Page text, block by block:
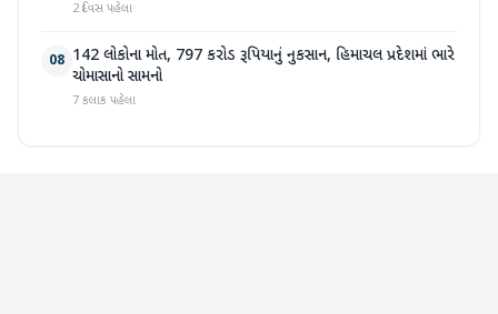
2 દિવસ પહેલા
08 142 લોકોના મોત, 797 કરોડ રૂપિયાનું નુકસાન, હિમાચલ પ્રદેશમાં ભારે
ચોમાસાનો સામનો
7 કલાક પહેલા